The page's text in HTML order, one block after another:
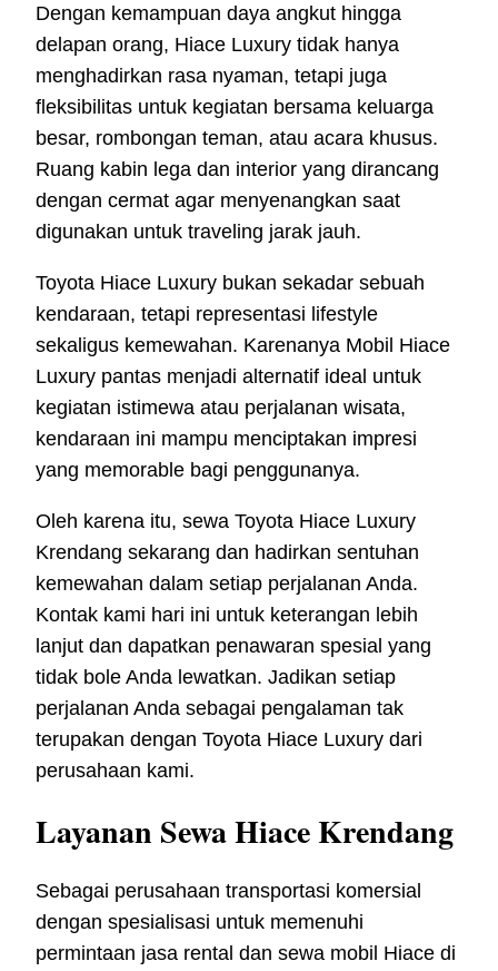
Dengan kemampuan daya angkut hingga
delapan orang, Hiace Luxury tidak hanya
menghadirkan rasa nyaman, tetapi juga
fleksibilitas untuk kegiatan bersama keluarga
besar, rombongan teman, atau acara khusus.
Ruang kabin lega dan interior yang dirancang
dengan cermat agar menyenangkan saat
digunakan untuk traveling jarak jauh.
Toyota Hiace Luxury bukan sekadar sebuah
kendaraan, tetapi representasi lifestyle
sekaligus kemewahan. Karenanya Mobil Hiace
Luxury pantas menjadi alternatif ideal untuk
kegiatan istimewa atau perjalanan wisata,
kendaraan ini mampu menciptakan impresi
yang memorable bagi penggunanya.
Oleh karena itu, sewa Toyota Hiace Luxury
Krendang sekarang dan hadirkan sentuhan
kemewahan dalam setiap perjalanan Anda.
Kontak kami hari ini untuk keterangan lebih
lanjut dan dapatkan penawaran spesial yang
tidak bole Anda lewatkan. Jadikan setiap
perjalanan Anda sebagai pengalaman tak
terupakan dengan Toyota Hiace Luxury dari
perusahaan kami.
Layanan Sewa Hiace Krendang
Sebagai perusahaan transportasi komersial
dengan spesialisasi untuk memenuhi
permintaan jasa rental dan sewa mobil Hiace di